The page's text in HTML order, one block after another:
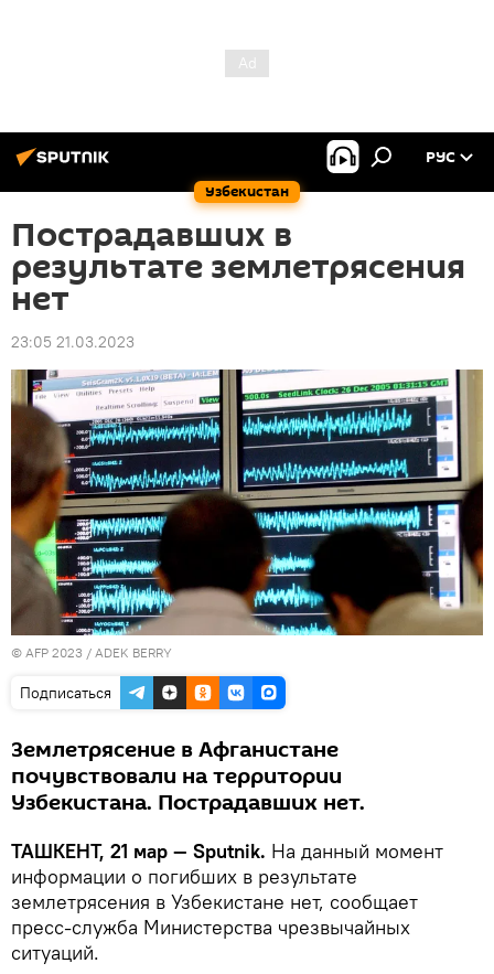
Узбекистан
РУС
Пострадавших в
результате землетрясения
нет
23:05 21.03.2023
© AFP 2023 / ADEK BERRY
Подписаться
Землетрясение в Афганистане
почувствовали на территории
Узбекистана. Пострадавших нет.
ТАШКЕНТ, 21 мар — Sputnik. На данный момент
информации о погибших в результате
землетрясения в Узбекистане нет, сообщает
пресс-служба Министерства чрезвычайных
ситуаций.